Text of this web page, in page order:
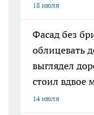
18 июля
Фасад без
облицевать
выглядел
стоил вдвое
14 июля